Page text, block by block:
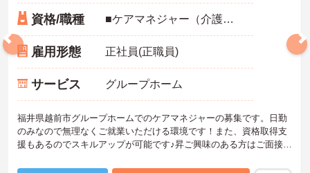
資格/職種 ■ケアマネジャー（介護支援専門員）必須
雇用形態 正社員(正職員)
サービス グループホーム
福井県越前市グループホームでのケアマネジャーの募集です。日勤
のみなので無理なくご就業いただける環境です！また、資格取得支
援もあるのでスキルアップが可能です♪昇ご興味のある方はご面接の